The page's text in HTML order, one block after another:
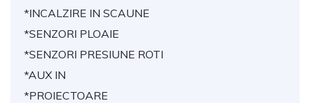
*INCALZIRE IN SCAUNE
*SENZORI PLOAIE
*SENZORI PRESIUNE ROTI
*AUX IN
*PROIECTOARE